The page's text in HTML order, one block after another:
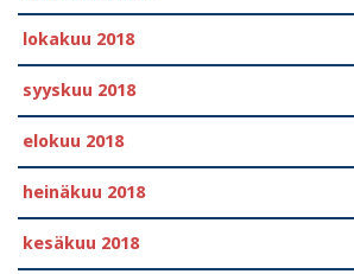
lokakuu 2018
syyskuu 2018
elokuu 2018
heinäkuu 2018
kesäkuu 2018